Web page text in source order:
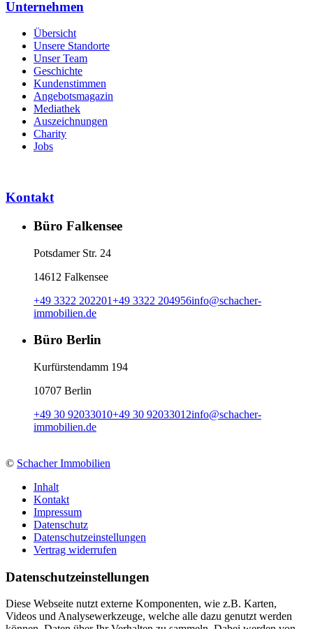
Unternehmen
Übersicht
Unsere Standorte
Unser Team
Geschichte
Kundenstimmen
Angebotsmagazin
Mediathek
Auszeichnungen
Charity
Jobs
Kontakt
Büro Falkensee
Potsdamer Str. 24
14612 Falkensee
+49 3322 202201+49 3322 204956info@schacher-
immobilien.de
Büro Berlin
Kurfürstendamm 194
10707 Berlin
+49 30 92033010+49 30 92033012info@schacher-
immobilien.de
© Schacher Immobilien
Inhalt
Kontakt
Impressum
Datenschutz
Datenschutzeinstellungen
Vertrag widerrufen
Daten­schutz­ein­stellungen
Diese Webseite nutzt externe Komponenten, wie z.B. Karten,
Videos und Analysewerkzeuge, welche alle dazu genutzt werden